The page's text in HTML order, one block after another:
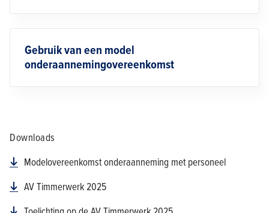
Gebruik van een model
onderaannemingovereenkomst
Downloads
Modelovereenkomst onderaanneming met personeel
AV Timmerwerk 2025